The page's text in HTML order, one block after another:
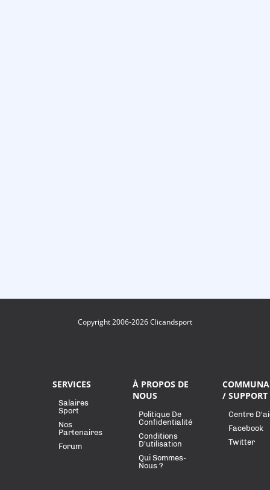
Copyright 2006-2026 Clicandsport
SERVICES
Salaires
Sport
Nos
Partenaires
Forum
À PROPOS DE
NOUS
Politique De
Confidentialité
Conditions
D'utilisation
Qui Sommes-
Nous ?
/ SUPPORT
Centre
Facebook
Twitter